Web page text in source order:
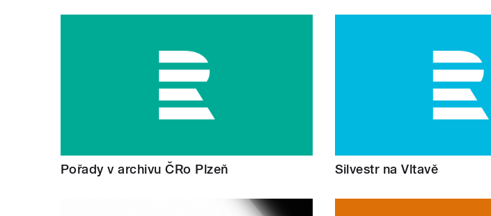
Pořady v archivu ČRo Plzeň Silvestr na Vltavě